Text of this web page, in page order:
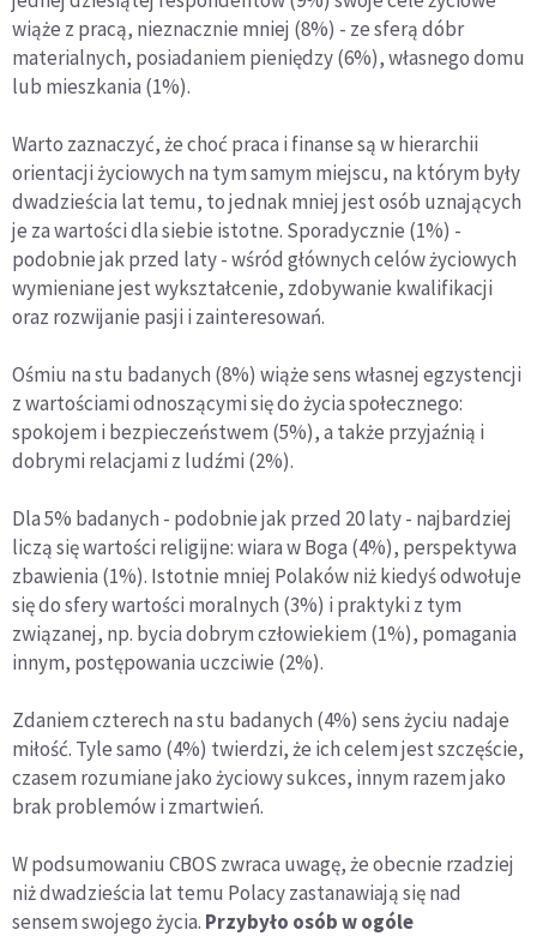
wiąże z pracą, nieznacznie mniej (8%) - ze sferą dóbr
materialnych, posiadaniem pieniędzy (6%), własnego domu
lub mieszkania (1%).
Warto zaznaczyć, że choć praca i finanse są w hierarchii
orientacji życiowych na tym samym miejscu, na którym były
dwadzieścia lat temu, to jednak mniej jest osób uznających
je za wartości dla siebie istotne. Sporadycznie (1%) -
podobnie jak przed laty - wśród głównych celów życiowych
wymieniane jest wykształcenie, zdobywanie kwalifikacji
oraz rozwijanie pasji i zainteresowań.
Ośmiu na stu badanych (8%) wiąże sens własnej egzystencji
z wartościami odnoszącymi się do życia społecznego:
spokojem i bezpieczeństwem (5%), a także przyjaźnią i
dobrymi relacjami z ludźmi (2%).
Dla 5% badanych - podobnie jak przed 20 laty - najbardziej
liczą się wartości religijne: wiara w Boga (4%), perspektywa
zbawienia (1%). Istotnie mniej Polaków niż kiedyś odwołuje
się do sfery wartości moralnych (3%) i praktyki z tym
związanej, np. bycia dobrym człowiekiem (1%), pomagania
innym, postępowania uczciwie (2%).
Zdaniem czterech na stu badanych (4%) sens życiu nadaje
miłość. Tyle samo (4%) twierdzi, że ich celem jest szczęście,
czasem rozumiane jako życiowy sukces, innym razem jako
brak problemów i zmartwień.
W podsumowaniu CBOS zwraca uwagę, że obecnie rzadziej
niż dwadzieścia lat temu Polacy zastanawiają się nad
sensem swojego życia. Przybyło osób w ogóle